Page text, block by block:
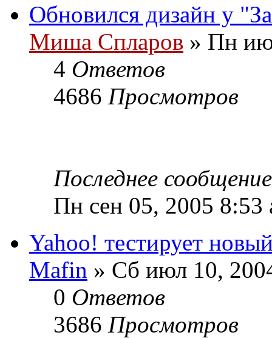
Обновился дизайн у
Миша Спларов » Пн
4 Ответов
4686 Просмотров
Последнее
Пн сен 05, 2005 8:53
Yahoo! тестирует
Mafin » Сб июл 10,
0 Ответов
3686 Просмотров